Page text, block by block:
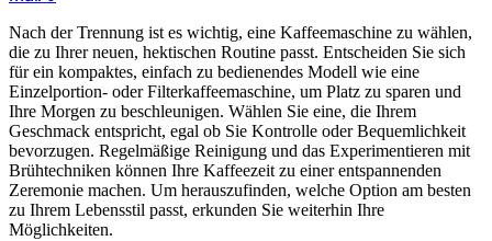
Nach der Trennung ist es wichtig, eine Kaffeemaschine zu wählen,
die zu Ihrer neuen, hektischen Routine passt. Entscheiden Sie sich
für ein kompaktes, einfach zu bedienendes Modell wie eine
Einzelportion- oder Filterkaffeemaschine, um Platz zu sparen und
Ihre Morgen zu beschleunigen. Wählen Sie eine, die Ihrem
Geschmack entspricht, egal ob Sie Kontrolle oder Bequemlichkeit
bevorzugen. Regelmäßige Reinigung und das Experimentieren mit
Brühtechniken können Ihre Kaffeezeit zu einer entspannenden
Zeremonie machen. Um herauszufinden, welche Option am besten
zu Ihrem Lebensstil passt, erkunden Sie weiterhin Ihre
Möglichkeiten.